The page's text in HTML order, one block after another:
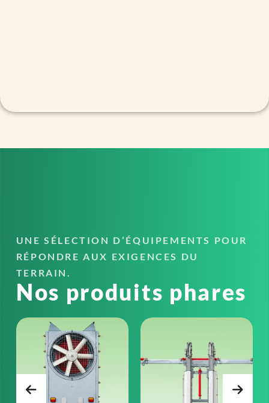
UNE SÉLECTION D’ÉQUIPEMENTS POUR
RÉPONDRE AUX EXIGENCES DU
TERRAIN.
Nos produits phares